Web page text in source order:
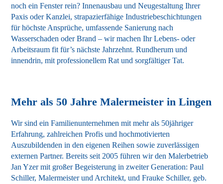
noch ein Fenster rein? Innenausbau und Neugestaltung Ihrer
Paxis oder Kanzlei, strapazierfähige Industriebeschichtungen
für höchste Ansprüche, umfassende Sanierung nach
Wasserschaden oder Brand – wir machen Ihr Lebens- oder
Arbeitsraum fit für’s nächste Jahrzehnt. Rundherum und
innendrin, mit professionellem Rat und sorgfältiger Tat.
Mehr als 50 Jahre Malermeister in Lingen
Wir sind ein Familienunternehmen mit mehr als 50jähriger
Erfahrung, zahlreichen Profis und hochmotivierten
Auszubildenden in den eigenen Reihen sowie zuverlässigen
externen Partner. Bereits seit 2005 führen wir den Malerbetrieb
Jan Yzer mit großer Begeisterung in zweiter Generation: Paul
Schiller, Malermeister und Architekt, und Frauke Schiller, geb.